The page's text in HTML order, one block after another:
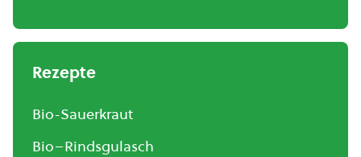
Rezepte
Bio-Sauerkraut
Bio–Rindsgulasch